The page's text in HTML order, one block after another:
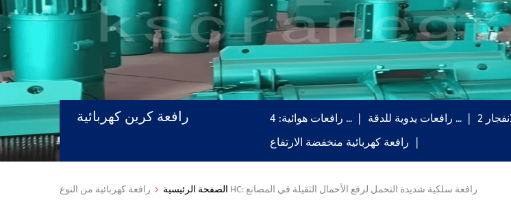
رافعة كرين كهربائية رافعات هوائية: 4 … رافعات يدوية للدقة …
رافعة كهربائية منخفضة الارتفاع
الصفحة الرئيسية رافعة كهربائية من النوع HC: رافعة سلكية شديدة التحمل لرفع الأحمال الثقيلة في المصانع